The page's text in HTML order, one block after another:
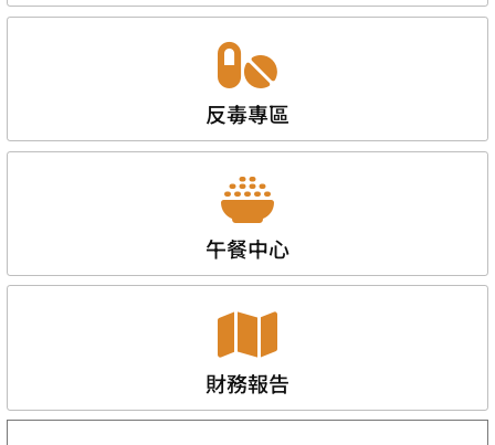
反毒專區
午餐中心
財務報告